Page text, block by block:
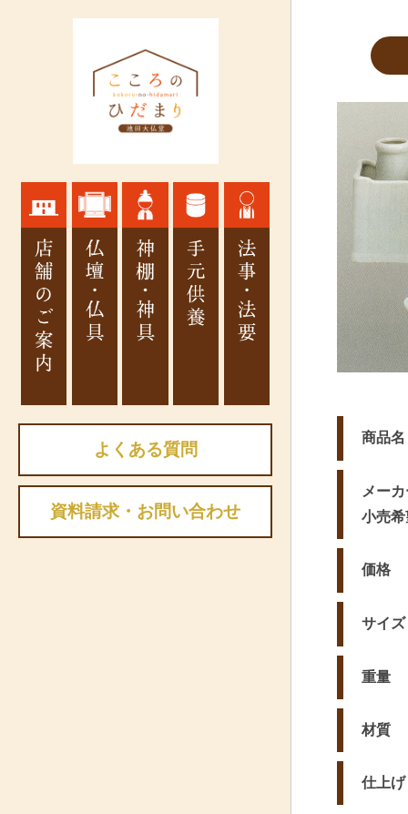
よくある質問
資料請求・お問い合わせ
商品名
メー
小売
価格
サイズ
重量
材質
仕上げ